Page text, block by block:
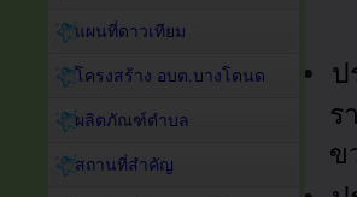
ป
ร
ข
แผนที่ดาวเทียม
โครงสร้าง อบต.บางโตนด
ผลิตภัณฑ์ตำบล
สถานที่สำคัญ